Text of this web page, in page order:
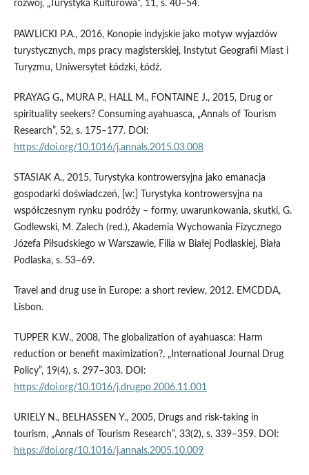
rozwój, „Turystyka Kulturowa”, 11, s. 40–54.
PAWLICKI P.A., 2016, Konopie indyjskie jako motyw wyjazdów
turystycznych, mps pracy magisterskiej, Instytut Geografii Miast i
Turyzmu, Uniwersytet Łódzki, Łódź.
PRAYAG G., MURA P., HALL M., FONTAINE J., 2015, Drug or
spirituality seekers? Consuming ayahuasca, „Annals of Tourism
Research”, 52, s. 175–177. DOI:
https://doi.org/10.1016/j.annals.2015.03.008
STASIAK A., 2015, Turystyka kontrowersyjna jako emanacja
gospodarki doświadczeń, [w:] Turystyka kontrowersyjna na
współczesnym rynku podróży – formy, uwarunkowania, skutki, G.
Godlewski, M. Zalech (red.), Akademia Wychowania Fizycznego
Józefa Piłsudskiego w Warszawie, Filia w Białej Podlaskiej, Biała
Podlaska, s. 53–69.
Travel and drug use in Europe: a short review, 2012. EMCDDA,
Lisbon.
TUPPER K.W., 2008, The globalization of ayahuasca: Harm
reduction or benefit maximization?, „International Journal Drug
Policy”, 19(4), s. 297–303. DOI:
https://doi.org/10.1016/j.drugpo.2006.11.001
URIELY N., BELHASSEN Y., 2005, Drugs and risk-taking in
tourism, „Annals of Tourism Research”, 33(2), s. 339–359. DOI:
https://doi.org/10.1016/j.annals.2005.10.009